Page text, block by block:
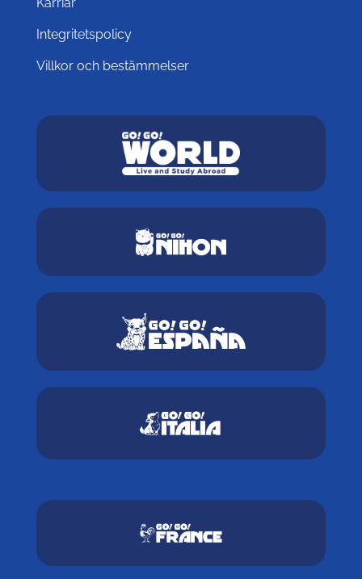
Integritetspolicy
Villkor och bestämmelser